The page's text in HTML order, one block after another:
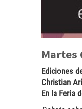
Martes
Ediciones
Christian
En la Feria